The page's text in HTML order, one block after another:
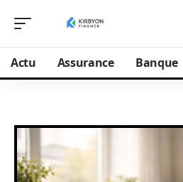
Actu Assurance Banque